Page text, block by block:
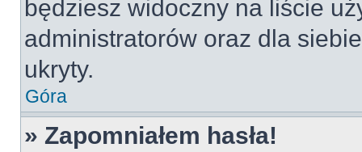
będziesz widoczny na liście
administratorów oraz dla
ukryty.
Góra
» Zapomniałem hasła!